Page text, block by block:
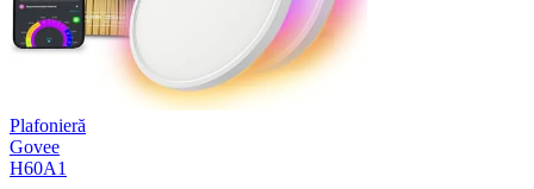
Plafonieră
Govee
H60A1